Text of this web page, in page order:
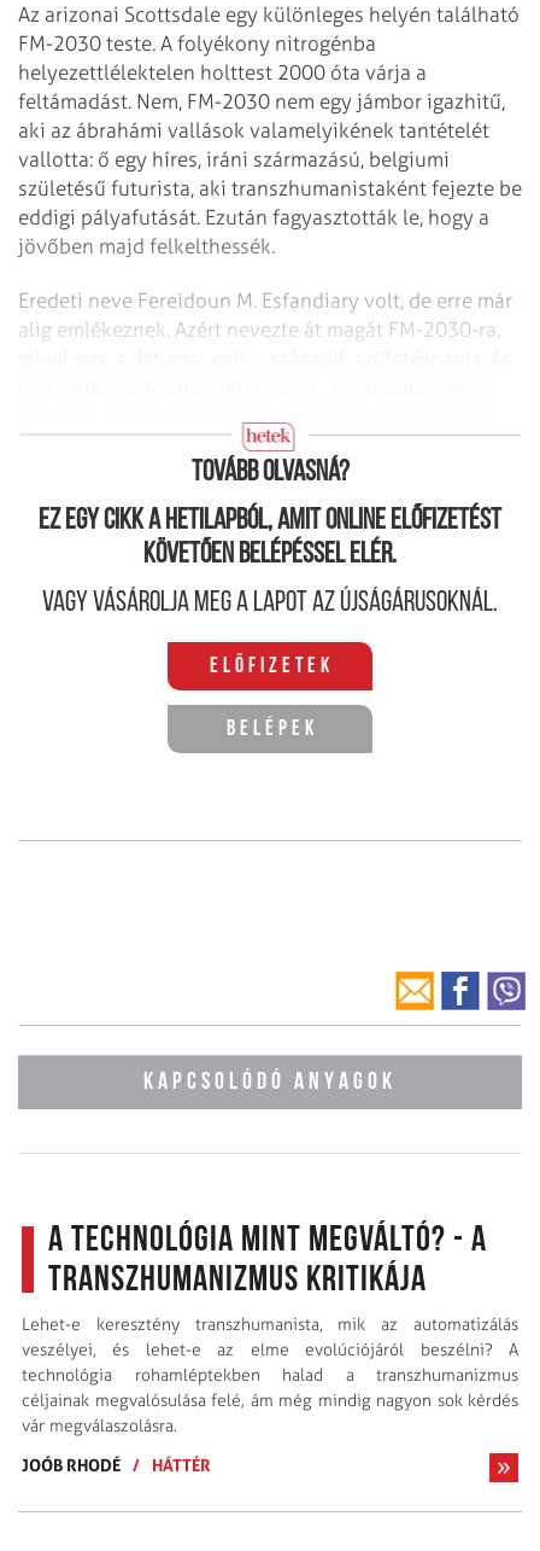
Az arizonai Scottsdale egy különleges helyén található
FM-2030 teste. A folyékony nitrogénba
helyezettlélektelen holttest 2000 óta várja a
feltámadást. Nem, FM-2030 nem egy jámbor igazhitű,
aki az ábrahámi vallások valamelyikének tantételét
vallotta: ő egy híres, iráni származású, belgiumi
születésű futurista, aki transzhumanistaként fejezte be
eddigi pályafutását. Ezután fagyasztották le, hogy a
jövőben majd felkelthessék.
Eredeti neve Fereidoun M. Esfandiary volt, de erre már
alig emlékeznek. Azért nevezte át magát FM-2030-ra,
mindenkinek adott a lehetőség: örökké élni.
Tovább olvasná?
Ez egy cikk a hetilapból, amit online előfizetést
követően belépéssel elér.
Vagy vásárolja meg a lapot az újságárusoknál.
Előfizetek
Belépek
KAPCSOLÓDÓ ANYAGOK
A technológia mint megváltó? - A
transzhumanizmus kritikája
Lehet-e keresztény transzhumanista, mik az automatizálás
veszélyei, és lehet-e az elme evolúciójáról beszélni? A
technológia rohamléptekben halad a transzhumanizmus
céljainak megvalósulása felé, ám még mindig nagyon sok kérdés
vár megválaszolásra.
JOÓB RHODÉ / HÁTTÉR